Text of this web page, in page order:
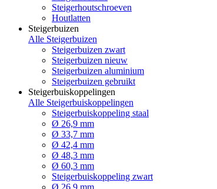
Steigerhoutschroeven
Houtlatten
Steigerbuizen
Alle Steigerbuizen
Steigerbuizen zwart
Steigerbuizen nieuw
Steigerbuizen aluminium
Steigerbuizen gebruikt
Steigerbuiskoppelingen
Alle Steigerbuiskoppelingen
Steigerbuiskoppeling staal
Ø 26,9 mm
Ø 33,7 mm
Ø 42,4 mm
Ø 48,3 mm
Ø 60,3 mm
Steigerbuiskoppeling zwart
Ø 26,9 mm